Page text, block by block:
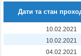
Дати та стан
10.02.2021
10.02.2021
04.02.2021